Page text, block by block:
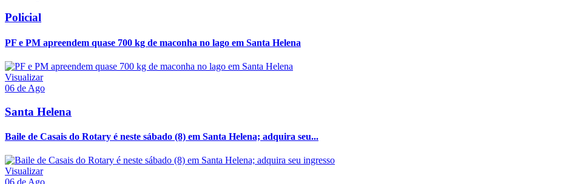
Policial
PF e PM apreendem quase 700 kg de maconha no lago em Santa Helena
Visualizar
06 de Ago
Santa Helena
Baile de Casais do Rotary é neste sábado (8) em Santa Helena; adquira seu...
Visualizar
06 de Ago